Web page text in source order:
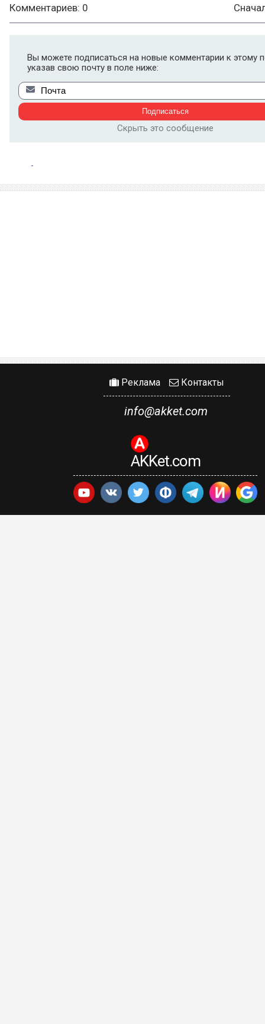
Комментариев: 0
Вы можете подписаться на новые комментарии к этому
указав свою почту в поле ниже:
Скрыть это сообщение
Реклама Контакты
info@akket.com
AKKet.com